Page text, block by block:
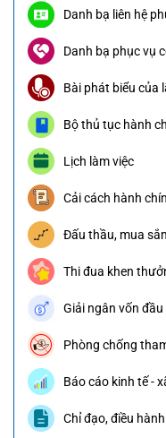
Danh bạ liên hệ
Danh bạ phục vụ
Bài phát biểu của
Bộ thủ tục hành
Lịch làm việc
Cải cách hành
Đấu thầu, mua
Thi đua khen
Giải ngân vốn
Phòng chống
Báo cáo kinh tế -
Chỉ đạo, điều